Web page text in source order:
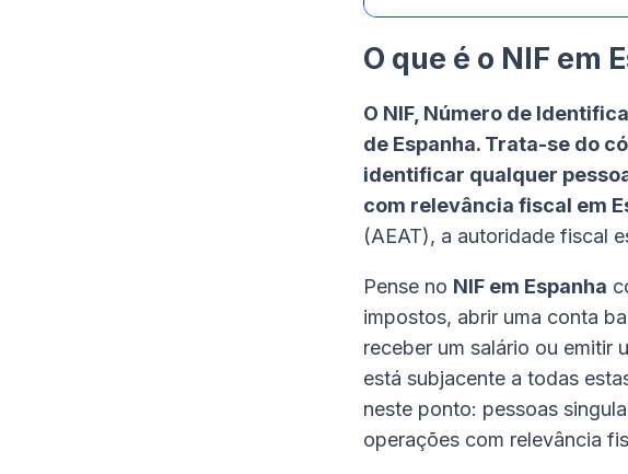
O que é o NIF em
O NIF, Número de
de Espanha. Trata-se do
identificar qualquer
com relevância fiscal em
(AEAT), a autoridade fiscal
Pense no NIF em Espanha
impostos, abrir uma conta
receber um salário ou emitir
está subjacente a todas
neste ponto: pessoas
operações com relevância